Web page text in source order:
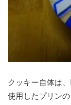
クッキー自体は
使用したプリン